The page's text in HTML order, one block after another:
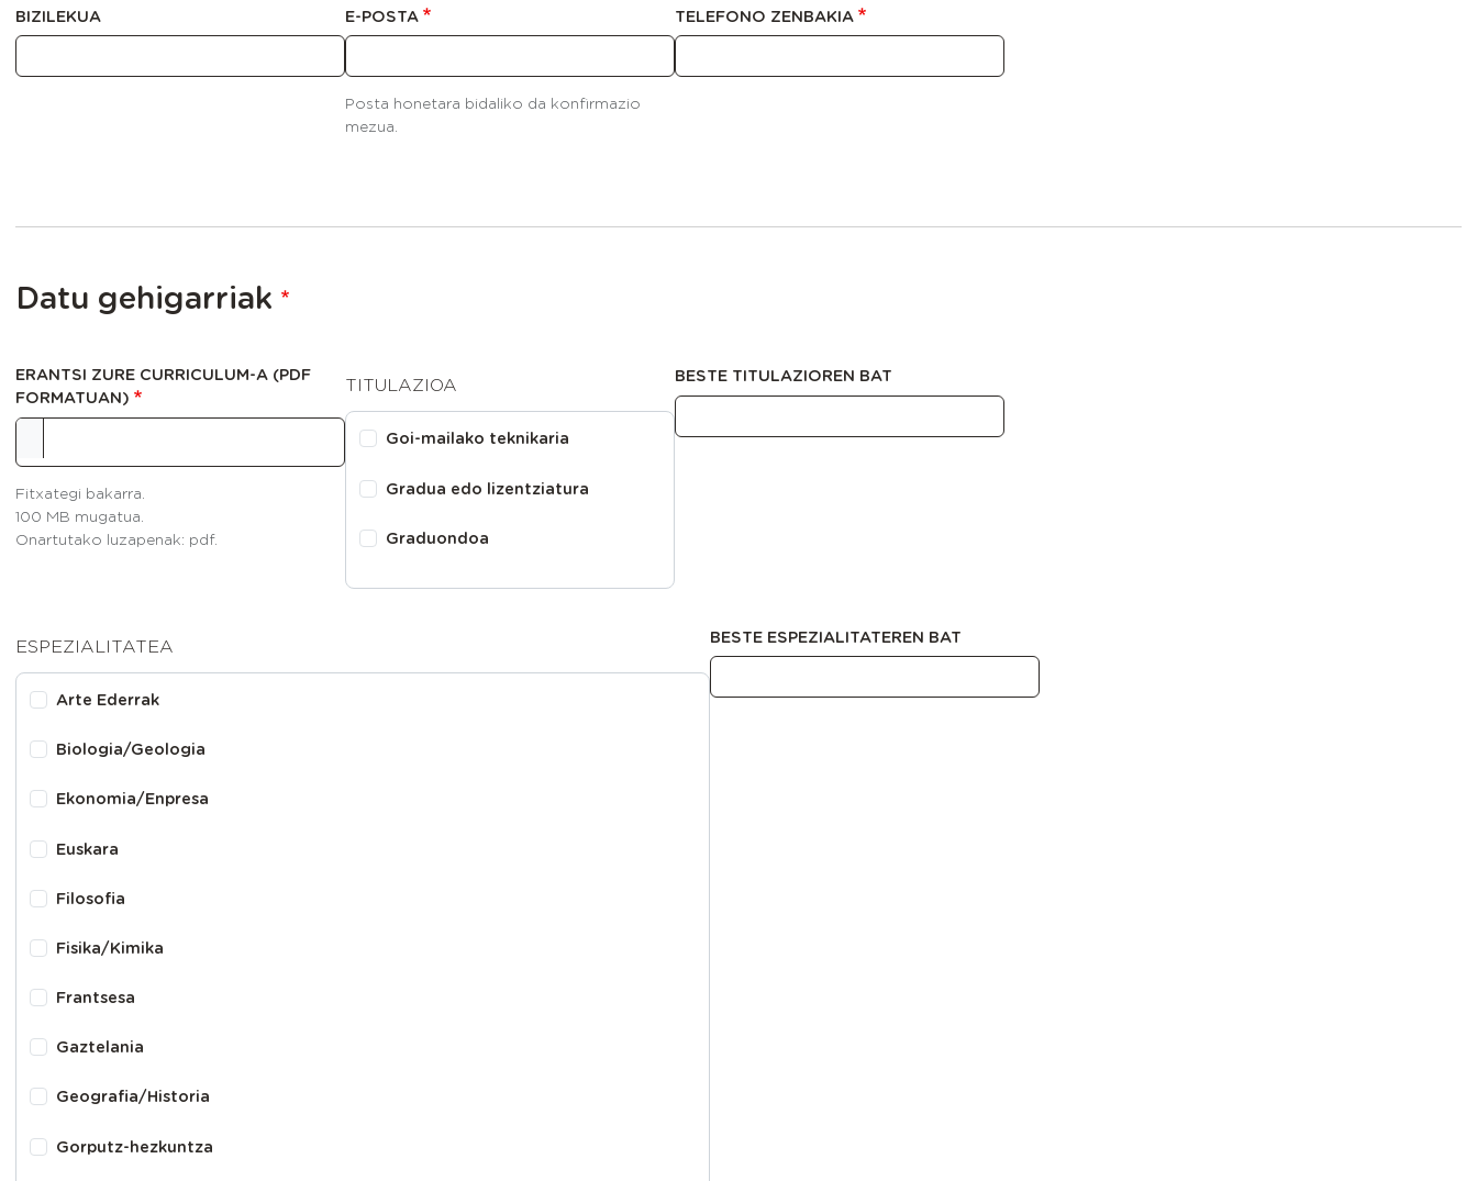
BIZILEKUA E-POSTA
Posta honetara bidaliko da konfirmazio
mezua.
TELEFONO ZENBAKIA
Datu gehigarriak
ERANTSI ZURE CURRICULUM-A (PDF
FORMATUAN)
Fitxategi bakarra.
100 MB mugatua.
Onartutako luzapenak: pdf.
TITULAZIOA
Goi-mailako teknikaria
Gradua edo lizentziatura
Graduondoa
BESTE TITULAZIOREN BAT
ESPEZIALITATEA
Arte Ederrak
Biologia/Geologia
Ekonomia/Enpresa
Euskara
Filosofia
Fisika/Kimika
Frantsesa
Gaztelania
Geografia/Historia
Gorputz-hezkuntza
BESTE ESPEZIALITATEREN BAT